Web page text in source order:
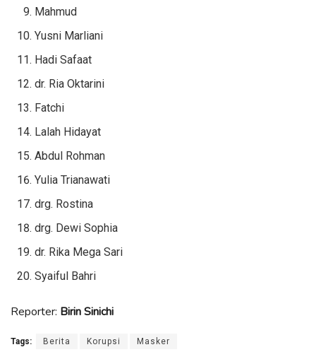
Mahmud
Yusni Marliani
Hadi Safaat
dr. Ria Oktarini
Fatchi
Lalah Hidayat
Abdul Rohman
Yulia Trianawati
drg. Rostina
drg. Dewi Sophia
dr. Rika Mega Sari
Syaiful Bahri
Reporter: Birin Sinichi
Tags: Berita Korupsi Masker